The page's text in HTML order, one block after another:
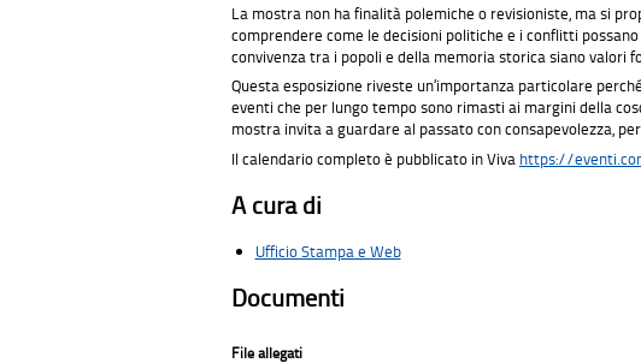
La mostra non ha finalità polemiche o revisioniste, ma si
comprendere come le decisioni politiche e i conflitti
convivenza tra i popoli e della memoria storica siano valori
Questa esposizione riveste un’importanza particolare
eventi che per lungo tempo sono rimasti ai margini della
mostra invita a guardare al passato con consapevolezza,
Il calendario completo è pubblicato in Viva https://
A cura di
Ufficio Stampa e Web
Documenti
File allegati